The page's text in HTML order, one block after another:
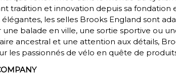
tradition et innovation depuis sa fondation
les selles Brooks England sont
une balade en ville, une sortie sportive ou
ancestral et une attention aux détails,
les passionnés de vélo en quête de